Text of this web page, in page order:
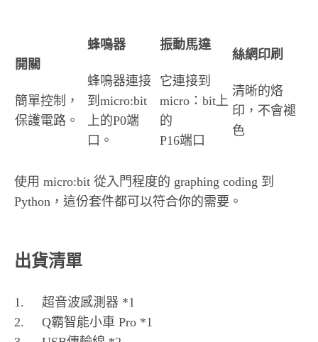
開關
簡單控制，
保護電路。
蜂鳴器
蜂鳴器連接
到micro:bit
上的P0端
口。
振動馬達
它連接到
micro：bit上
的
P16端口
絲網印刷
清晰的烙
印，不會褪
色
使用 micro:bit 從入門程度的 graphing coding 到
Python，這份套件都可以符合你的需要。
出貨清單
1. 超音波感測器 *1
2. Q霸智能小車 Pro *1